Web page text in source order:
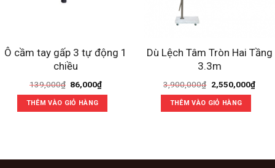
Ô cầm tay gấp 3 tự động 1
chiều
139,000₫ Giá
gốc
là:
139,000₫.
86,000₫Giá
86,000₫.
THÊM VÀO GIỎ HÀNG
Dù Lệch Tâm Tròn Hai Tầng
3.3m
3,900,000₫ Giá
gốc
là:
3,900,000₫.
2,550,000₫Giá
hiện
THÊM VÀO GIỎ HÀNG